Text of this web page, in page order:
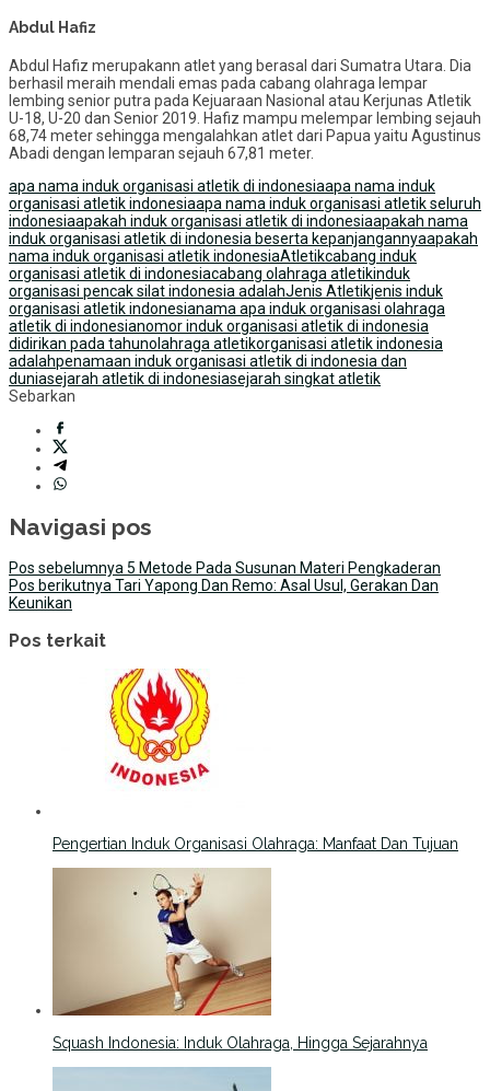
Abdul Hafiz
Abdul Hafiz merupakann atlet yang berasal dari Sumatra Utara. Dia
berhasil meraih mendali emas pada cabang olahraga lempar
lembing senior putra pada Kejuaraan Nasional atau Kerjunas Atletik
U-18, U-20 dan Senior 2019. Hafiz mampu melempar lembing sejauh
68,74 meter sehingga mengalahkan atlet dari Papua yaitu Agustinus
Abadi dengan lemparan sejauh 67,81 meter.
apa nama induk organisasi atletik di indonesiaapa nama induk
organisasi atletik indonesiaapa nama induk organisasi atletik seluruh
indonesiaapakah induk organisasi atletik di indonesiaapakah nama
induk organisasi atletik di indonesia beserta kepanjangannyaapakah
nama induk organisasi atletik indonesiaAtletikcabang induk
organisasi atletik di indonesiacabang olahraga atletikinduk
organisasi pencak silat indonesia adalahJenis Atletikjenis induk
organisasi atletik indonesianama apa induk organisasi olahraga
atletik di indonesianomor induk organisasi atletik di indonesia
didirikan pada tahunolahraga atletikorganisasi atletik indonesia
adalahpenamaan induk organisasi atletik di indonesia dan
duniasejarah atletik di indonesiasejarah singkat atletik
Sebarkan
Navigasi pos
Pos sebelumnya5 Metode Pada Susunan Materi Pengkaderan
Pos berikutnyaTari Yapong Dan Remo: Asal Usul, Gerakan Dan
Keunikan
Pos terkait
Pengertian Induk Organisasi Olahraga: Manfaat Dan Tujuan
Squash Indonesia: Induk Olahraga, Hingga Sejarahnya